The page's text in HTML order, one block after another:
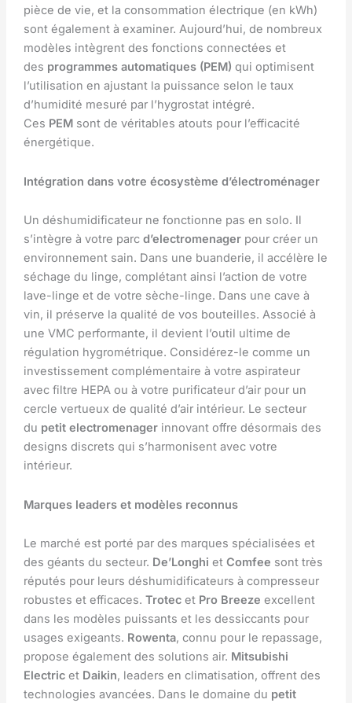
pièce de vie, et la consommation électrique (en kWh)
sont également à examiner. Aujourd’hui, de nombreux
modèles intègrent des fonctions connectées et
des programmes automatiques (PEM) qui optimisent
l’utilisation en ajustant la puissance selon le taux
d’humidité mesuré par l’hygrostat intégré.
Ces PEMsont de véritables atouts pour l’efficacité
énergétique.
Intégration dans votre écosystème d’électroménager
Un déshumidificateur ne fonctionne pas en solo. Il
s’intègre à votre parc d’electromenagerpour créer un
environnement sain. Dans une buanderie, il accélère le
séchage du linge, complétant ainsi l’action de votre
lave-linge et de votre sèche-linge. Dans une cave à
vin, il préserve la qualité de vos bouteilles. Associé à
une VMC performante, il devient l’outil ultime de
régulation hygrométrique. Considérez-le comme un
investissement complémentaire à votre aspirateur
avec filtre HEPA ou à votre purificateur d’air pour un
cercle vertueux de qualité d’air intérieur. Le secteur
du petit electromenagerinnovant offre désormais des
designs discrets qui s’harmonisent avec votre
intérieur.
Marques leaders et modèles reconnus
Le marché est porté par des marques spécialisées et
des géants du secteur. De’Longhi et Comfee sont très
réputés pour leurs déshumidificateurs à compresseur
robustes et efficaces. Trotecet Pro Breeze excellent
dans les modèles puissants et les dessiccants pour
usages exigeants. Rowenta, connu pour le repassage,
propose également des solutions air. Mitsubishi
Electricet Daikin, leaders en climatisation, offrent des
technologies avancées. Dans le domaine du petit